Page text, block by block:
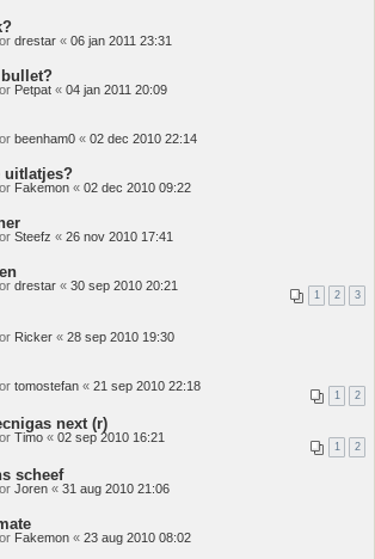
drestar « 06 jan 2011 23:31
Petpat « 04 jan 2011 20:09
beenham0 « 02 dec 2010 22:14
uitlatjes?
Fakemon « 02 dec 2010 09:22
Steefz « 26 nov 2010 17:41
drestar « 30 sep 2010 20:21
1 2 3
Ricker « 28 sep 2010 19:30
tomostefan « 21 sep 2010 22:18
1 2
next (r)
Timo « 02 sep 2010 16:21
1 2
scheef
Joren « 31 aug 2010 21:06
Fakemon « 23 aug 2010 08:02